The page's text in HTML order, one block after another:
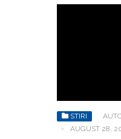
STIRI
-
AUGUST 28,